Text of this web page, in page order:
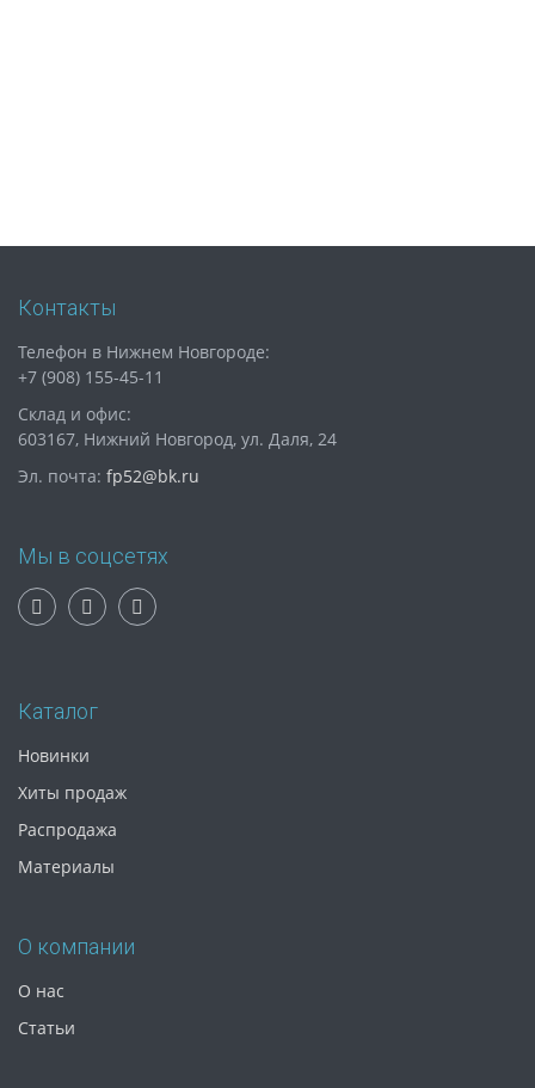
Контакты
Телефон в Нижнем Новгороде:
+7 (908) 155-45-11
Склад и офис:
603167, Нижний Новгород, ул. Даля, 24
Эл. почта: fp52@bk.ru
Мы в соцсетях
Каталог
Новинки
Хиты продаж
Распродажа
Материалы
О компании
О нас
Статьи